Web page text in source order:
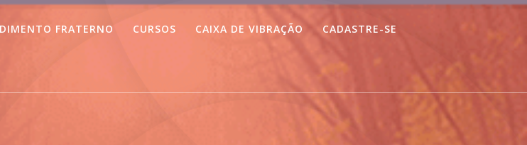
FRATERNO CURSOS CAIXA DE VIBRAÇÃO CADASTRE-SE